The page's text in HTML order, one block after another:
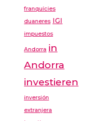
franquícies
duaneres IGI
impuestos
Andorra in
Andorra
investieren
inversión
extranjera